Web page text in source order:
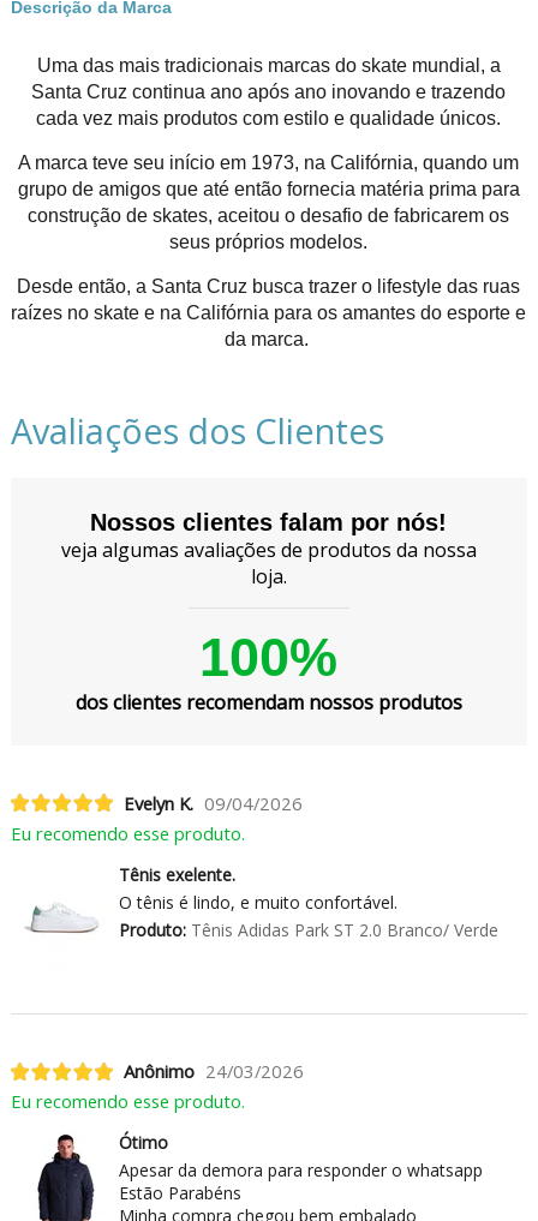
Descrição da Marca
Uma das mais tradicionais marcas do skate mundial, a
Santa Cruz continua ano após ano inovando e trazendo
cada vez mais produtos com estilo e qualidade únicos.
A marca teve seu início em 1973, na Califórnia, quando um
grupo de amigos que até então fornecia matéria prima para
construção de skates, aceitou o desafio de fabricarem os
seus próprios modelos.
Desde então, a Santa Cruz busca trazer o lifestyle das ruas
raízes no skate e na Califórnia para os amantes do esporte e
da marca.
Avaliações dos Clientes
Nossos clientes falam por nós!
veja algumas avaliações de produtos da nossa
loja.
100%
dos clientes recomendam nossos produtos
Evelyn K. 09/04/2026
Eu recomendo esse produto.
Tênis exelente.
O tênis é lindo, e muito confortável.
Produto:Tênis Adidas Park ST 2.0 Branco/ Verde
Anônimo 24/03/2026
Eu recomendo esse produto.
Ótimo
Apesar da demora para responder o whatsapp
Estão Parabéns
Minha compra chegou bem embalado